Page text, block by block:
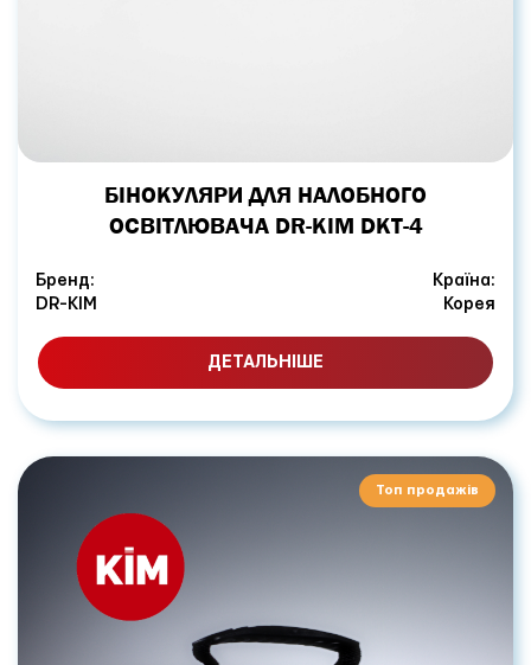
БІНОКУЛЯРИ ДЛЯ НАЛОБНОГО
ОСВІТЛЮВАЧА DR-KIM DKT-4
Бренд:
DR-KIM
Країна:
Корея
ДЕТАЛЬНІШЕ
Топ продажів